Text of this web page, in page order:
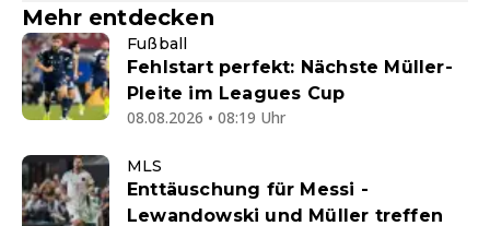
Mehr entdecken
Fußball
Fehlstart perfekt: Nächste Müller-
Pleite im Leagues Cup
08.08.2026 • 08:19 Uhr
MLS
Enttäuschung für Messi -
Lewandowski und Müller treffen